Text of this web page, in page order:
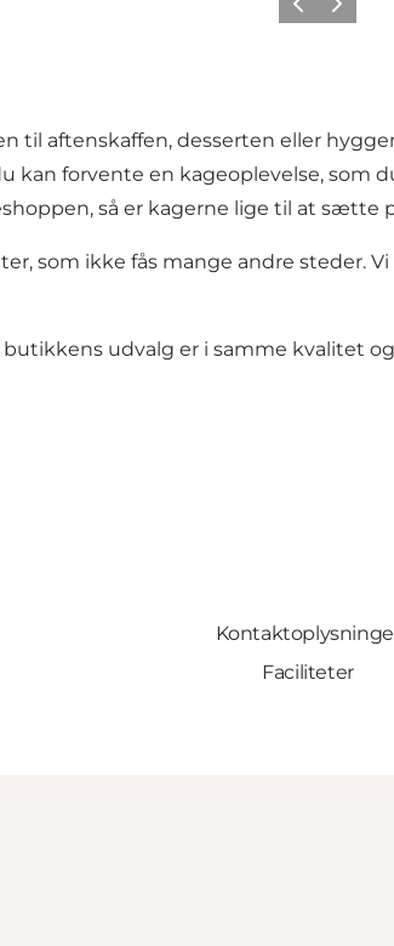
Forrige billede
Næste
aftenskaffen, desserten eller
kan forvente en kageoplevelse, som
så er kagerne lige til at sætte
som ikke fås mange andre steder.
udvalg er i samme kvalitet
Faciliteter